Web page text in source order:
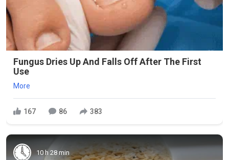
Fungus Dries Up And Falls Off After The First
Use
More
167 86 383
10 h 28 min